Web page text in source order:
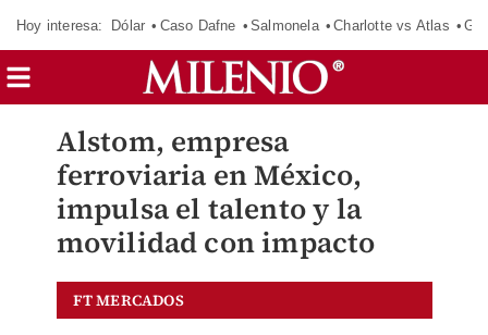
Hoy interesa: Dólar Caso Dafne Salmonela Charlotte vs Atlas
Alstom, empresa
ferroviaria en México,
impulsa el talento y la
movilidad con impacto
FT MERCADOS